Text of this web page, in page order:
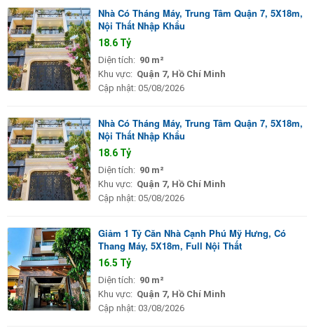
Nhà Có Tháng Máy, Trung Tâm Quận 7, 5X18m,
Nội Thất Nhập Khẩu
18.6 Tỷ
Diện tích: 90 m²
Khu vực: Quận 7, Hồ Chí Minh
Cập nhật: 05/08/2026
Nhà Có Tháng Máy, Trung Tâm Quận 7, 5X18m,
Nội Thất Nhập Khẩu
18.6 Tỷ
Diện tích: 90 m²
Khu vực: Quận 7, Hồ Chí Minh
Cập nhật: 05/08/2026
Giảm 1 Tỷ Căn Nhà Cạnh Phú Mỹ Hưng, Có
Thang Máy, 5X18m, Full Nội Thất
16.5 Tỷ
Diện tích: 90 m²
Khu vực: Quận 7, Hồ Chí Minh
Cập nhật: 03/08/2026